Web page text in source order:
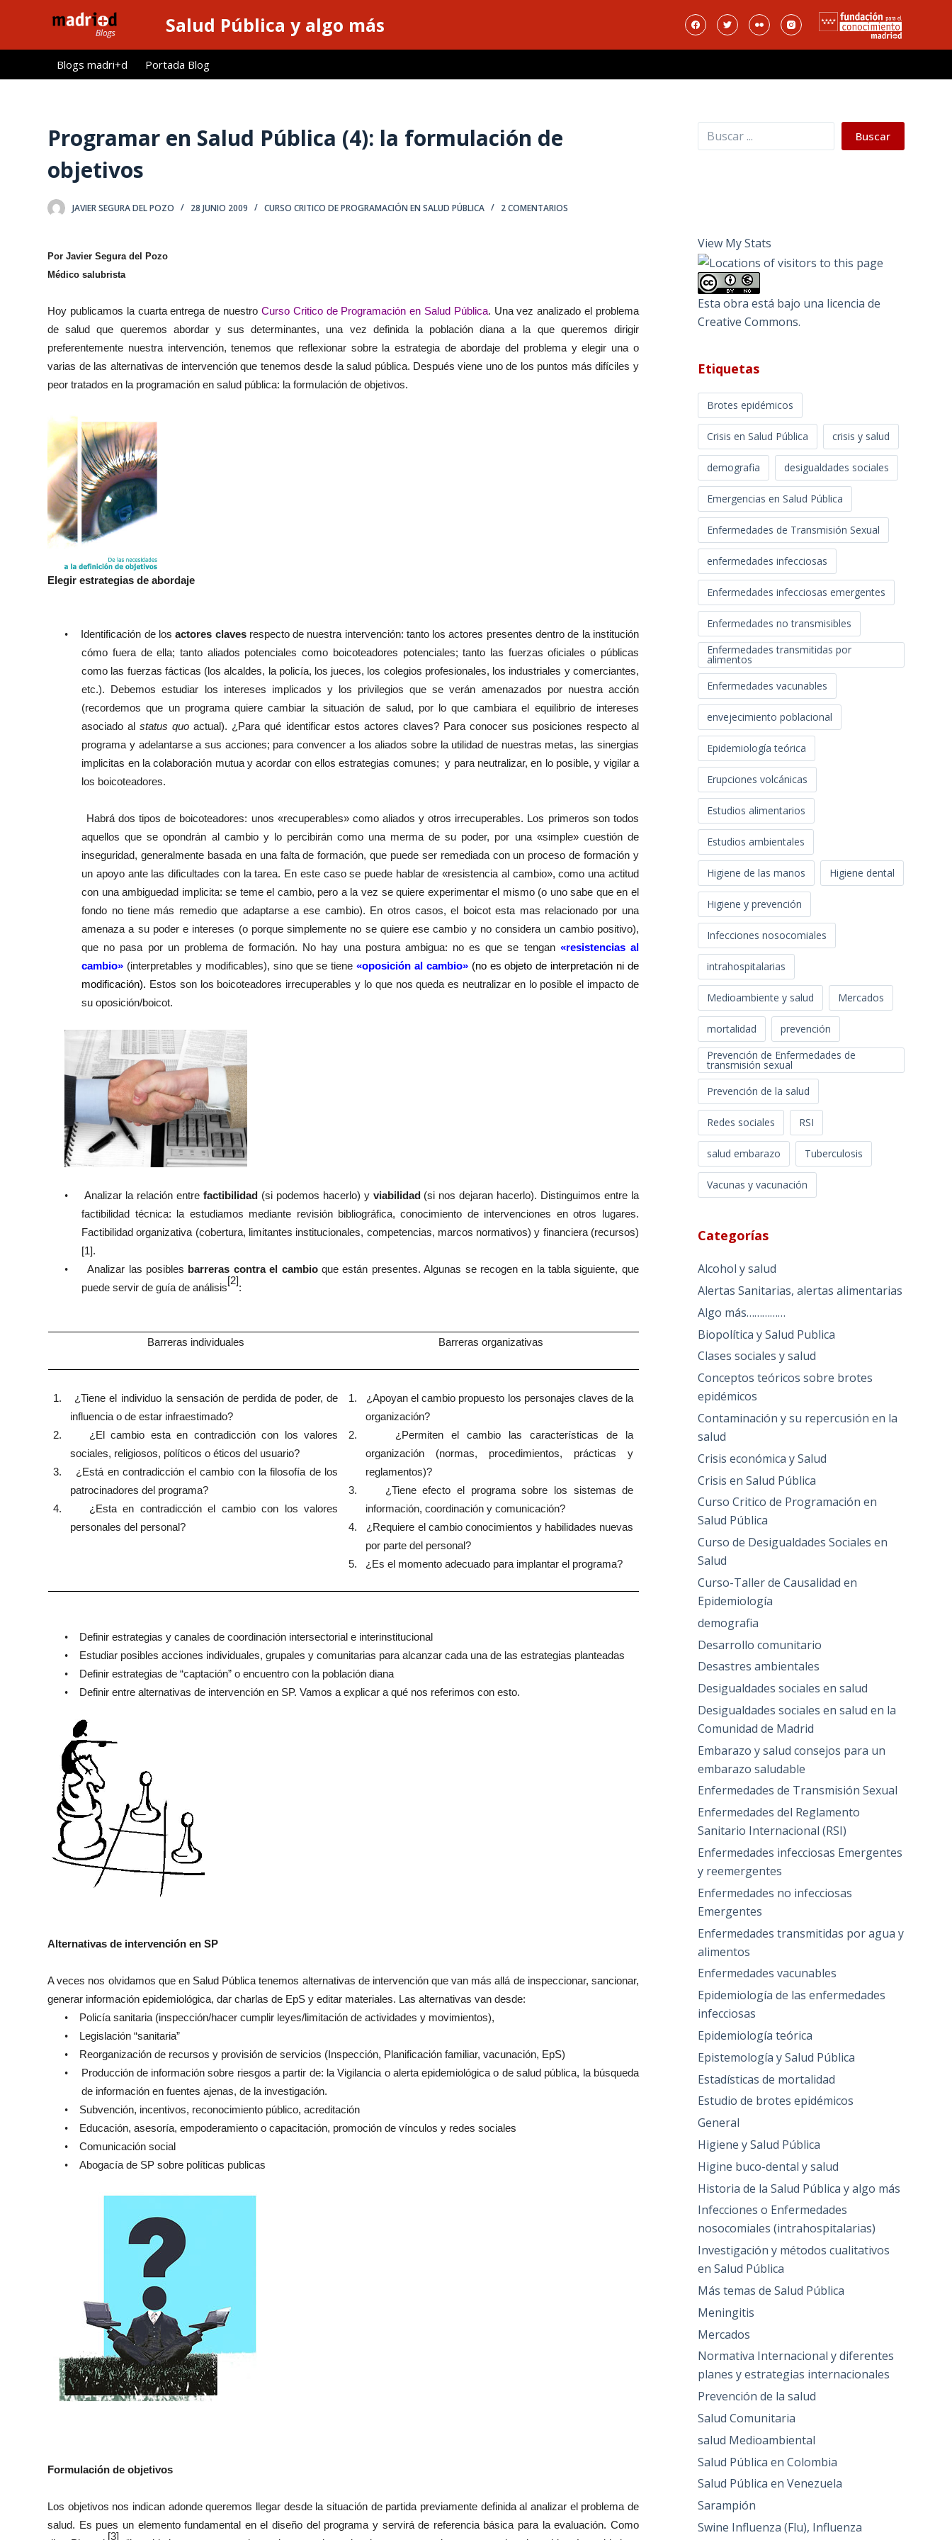
l
Salud Pública y algo más
Blogs madri+d Portada Blog
Programar en Salud Pública (4): la formulación de
objetivos
JAVIER SEGURA DEL POZO 28 JUNIO 2009 CURSO CRITICO DE PROGRAMACIÓN EN SALUD PÚBLICA 2 COMENTARIOS
Por Javier Segura del Pozo
Médico salubrista
Hoy publicamos la cuarta entrega de nuestro Curso Critico de Programación en Salud Pública. Una vez analizado el problema
de salud que queremos abordar y sus determinantes, una vez definida la población diana a la que queremos dirigir
preferentemente nuestra intervención, tenemos que reflexionar sobre la estrategia de abordaje del problema y elegir una o
varias de las alternativas de intervención que tenemos desde la salud pública. Después viene uno de los puntos más difíciles y
peor tratados en la programación en salud pública: la formulación de objetivos.
Elegir estrategias de abordaje
• Identificación de losactores clavesrespecto de nuestra intervención: tanto los actores presentes dentro de la institución
cómo fuera de ella; tanto aliados potenciales como boicoteadores potenciales; tanto las fuerzas oficiales o públicas
como las fuerzas fácticas (los alcaldes, la policía, los jueces, los colegios profesionales, los industriales y comerciantes,
etc.). Debemos estudiar los intereses implicados y los privilegios que se verán amenazados por nuestra acción
(recordemos que un programa quiere cambiar la situación de salud, por lo que cambiara el equilibrio de intereses
asociado alstatus quo actual). ¿Para qué identificar estos actores claves? Para conocer sus posiciones respecto al
programa y adelantarse a sus acciones; para convencer a los aliados sobre la utilidad de nuestras metas, las sinergias
implicitas en la colaboración mutua y acordar con ellos estrategias comunes; y para neutralizar, en lo posible, y vigilar a
los boicoteadores.
Habrá dos tipos de boicoteadores: unos «recuperables» como aliados y otros irrecuperables. Los primeros son todos
aquellos que se opondrán al cambio y lo percibirán como una merma de su poder, por una «simple» cuestión de
inseguridad, generalmente basada en una falta de formación, que puede ser remediada con un proceso de formación y
un apoyo ante las dificultades con la tarea. En este caso se puede hablar de «resistencia al cambio», como una actitud
con una ambiguedad implicita: se teme el cambio, pero a la vez se quiere experimentar el mismo (o uno sabe que en el
fondo no tiene más remedio que adaptarse a ese cambio). En otros casos, el boicot esta mas relacionado por una
amenaza a su poder e intereses (o porque simplemente no se quiere ese cambio y no considera un cambio positivo),
que no pasa por un problema de formación. No hay una postura ambigua: no es que se tengan «resistencias al
cambio» (interpretables y modificables), sino que se tiene«oposición al cambio» (no es objeto de interpretación ni de
modificación). Estos son los boicoteadores irrecuperables y lo que nos queda es neutralizar en lo posible el impacto de
su oposición/boicot.
• Analizar la relación entrefactibilidad (si podemos hacerlo) y viabilidad (si nos dejaran hacerlo). Distinguimos entre la
factibilidad técnica: la estudiamos mediante revisión bibliográfica, conocimiento de intervenciones en otros lugares.
Factibilidad organizativa (cobertura, limitantes institucionales, competencias, marcos normativos) y financiera (recursos)
[1].
•
Analizar las posibles barreras contra el cambioque están presentes. Algunas se recogen en la tabla siguiente, que
puede servir de guía de análisis
[2]
:
Barreras individuales Barreras organizativas
1.
¿Tiene el individuo la sensación de perdida de poder, de
influencia o de estar infraestimado?
2.
¿El cambio esta en contradicción con los valores
sociales, religiosos, políticos o éticos del usuario?
3.
¿Está en contradicción el cambio con la filosofía de los
patrocinadores del programa?
4.
¿Esta en contradicción el cambio con los valores
personales del personal?
1.
¿Apoyan el cambio propuesto los personajes claves de la
organización?
2.
¿Permiten el cambio las características de la
organización (normas, procedimientos, prácticas y
reglamentos)?
3.
¿Tiene efecto el programa sobre los sistemas de
información, coordinación y comunicación?
4.
¿Requiere el cambio conocimientos y habilidades nuevas
por parte del personal?
5.
¿Es el momento adecuado para implantar el programa?
•
Definir estrategias y canales de coordinación intersectorial e interinstitucional
•
Estudiar posiblesacciones individuales, grupales y comunitarias para alcanzar cada una de las estrategias planteadas
•
Definirestrategias de “captación” o encuentro con la población diana
•
Definir entre alternativas de intervención en SP. Vamos a explicar a qué nos referimos con esto.
Alternativas de intervención en SP
A veces nos olvidamos que en Salud Pública tenemos alternativas de intervención que van más allá de inspeccionar, sancionar,
generar información epidemiológica, dar charlas de EpS y editar materiales. Las alternativas van desde:
•
Policía sanitaria (inspección/hacer cumplir leyes/limitación de actividades y movimientos),
•
Legislación “sanitaria”
•
Reorganización de recursos y provisión de servicios (Inspección, Planificación familiar, vacunación, EpS)
•
Producción de información sobre riesgos a partir de: la Vigilancia o alerta epidemiológica o de salud pública, la búsqueda
de información en fuentes ajenas, de la investigación.
•
Subvención, incentivos, reconocimiento público, acreditación
•
Educación, asesoría, empoderamiento o capacitación, promoción de vínculos y redes sociales
•
Comunicación social
•
Abogacía de SP sobre políticas publicas
Formulación de objetivos
Los objetivos nos indican adonde queremos llegar desde la situación de partida previamente definida al analizar el problema de
salud. Es pues un elemento fundamental en el diseño del programa y servirá de referencia básica para la evaluación. Como
[3]
Buscar Buscar
View My Stats
Esta obra está bajo una licencia de
Creative Commons.
Etiquetas
Brotes epidémicos
Crisis en Salud Pública crisis y salud
demografia desigualdades sociales
Emergencias en Salud Pública
Enfermedades de Transmisión Sexual
enfermedades infecciosas
Enfermedades infecciosas emergentes
Enfermedades no transmisibles
Enfermedades transmitidas por
alimentos
Enfermedades vacunables
envejecimiento poblacional
Epidemiología teórica
Erupciones volcánicas
Estudios alimentarios
Estudios ambientales
Higiene de las manos Higiene dental
Higiene y prevención
Infecciones nosocomiales
intrahospitalarias
Medioambiente y salud Mercados
mortalidad
prevención
Prevención de Enfermedades de
transmisión sexual
Prevención de la salud
Redes sociales RSI
salud embarazo Tuberculosis
Vacunas y vacunación
Categorías
Alcohol y salud
Alertas Sanitarias, alertas alimentarias
Algo más……………
Biopolítica y Salud Publica
Clases sociales y salud
Conceptos teóricos sobre brotes
epidémicos
Contaminación y su repercusión en la
salud
Crisis económica y Salud
Crisis en Salud Pública
Curso Critico de Programación en
Salud Pública
Curso de Desigualdades Sociales en
Salud
Curso-Taller de Causalidad en
Epidemiología
demografia
Desarrollo comunitario
Desastres ambientales
Desigualdades sociales en salud
Desigualdades sociales en salud en la
Comunidad de Madrid
Embarazo y salud consejos para un
embarazo saludable
Enfermedades de Transmisión Sexual
Enfermedades del Reglamento
Sanitario Internacional (RSI)
Enfermedades infecciosas Emergentes
y reemergentes
Enfermedades no infecciosas
Emergentes
Enfermedades transmitidas por agua y
alimentos
Enfermedades vacunables
Epidemiología de las enfermedades
infecciosas
Epidemiología teórica
Epistemología y Salud Pública
Estadísticas de mortalidad
Estudio de brotes epidémicos
General
Higiene y Salud Pública
Higine buco-dental y salud
Historia de la Salud Pública y algo más
Infecciones o Enfermedades
nosocomiales (intrahospitalarias)
Investigación y métodos cualitativos
en Salud Pública
Más temas de Salud Pública
Meningitis
Mercados
Normativa Internacional y diferentes
planes y estrategias internacionales
Prevención de la salud
Salud Comunitaria
salud Medioambiental
Salud Pública en Colombia
Salud Pública en Venezuela
Sarampión
Swine Influenza (Flu), Influenza